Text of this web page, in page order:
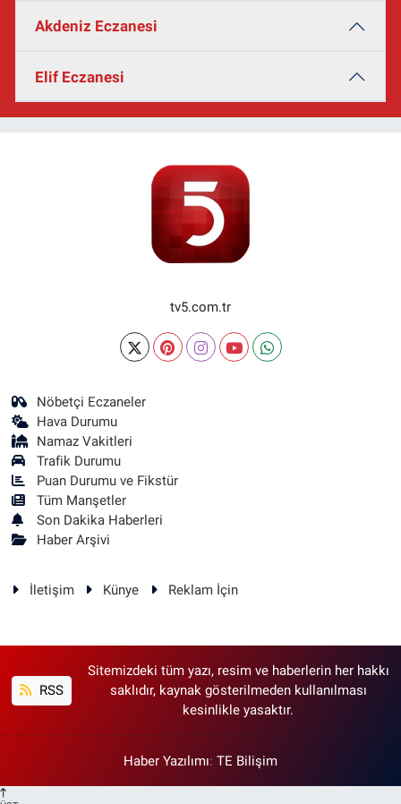
Akdeniz Eczanesi
Elif Eczanesi
tv5.com.tr
Nöbetçi Eczaneler
Hava Durumu
Namaz Vakitleri
Trafik Durumu
Puan Durumu ve Fikstür
Tüm Manşetler
Son Dakika Haberleri
Haber Arşivi
İletişim Künye Reklam İçin
RSS
Sitemizdeki tüm yazı, resim ve haberlerin her hakkı
saklıdır, kaynak gösterilmeden kullanılması
kesinlikle yasaktır.
Haber Yazılımı: TE Bilişim